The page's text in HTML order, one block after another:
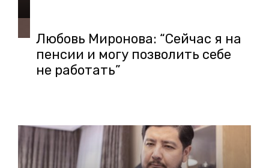
Любовь Миронова: “Сейчас я на
пенсии и могу позволить себе
не работать”